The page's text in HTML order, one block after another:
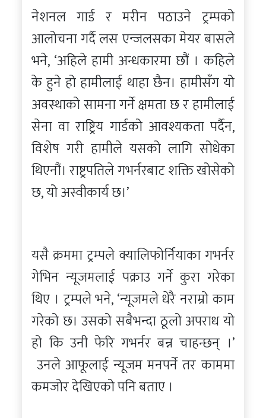
नेशनल गार्ड र मरीन पठाउने ट्रम्पको
आलोचना गर्दै लस एन्जलसका मेयर बासले
भने, ‘अहिले हामी अन्धकारमा छौं । कहिले
के हुने हो हामीलाई थाहा छैन। हामीसँग यो
अवस्थाको सामना गर्ने क्षमता छ र हामीलाई
सेना वा राष्ट्रिय गार्डको आवश्यकता पर्दैन,
विशेष गरी हामीले यसको लागि सोधेका
थिएनौं। राष्ट्रपतिले गभर्नरबाट शक्ति खोसेको
छ, यो अस्वीकार्य छ।’
यसै क्रममा ट्रम्पले क्यालिफोर्नियाका गभर्नर
गेभिन न्यूजमलाई पक्राउ गर्ने कुरा गरेका
थिए । ट्रम्पले भने, ‘न्यूजमले धेरै नराम्रो काम
गरेको छ। उसको सबैभन्दा ठूलो अपराध यो
हो कि उनी फेरि गभर्नर बन्न चाहन्छन् ।’
उनले आफूलाई न्यूजम मनपर्ने तर काममा
कमजोर देखिएको पनि बताए ।